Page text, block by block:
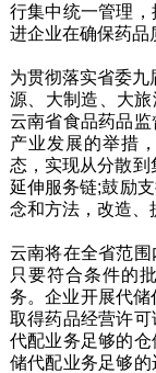
行集中统一管理
进企业在确保药品
为贯彻落实省委九
源、大制造、大旅
云南省食品药品
产业发展的举措
态，实现从分散到
延伸服务链;鼓励
念和方法，改造、
云南将在全省范围
只要符合条件的
务。企业开展代储
取得药品经营许
代配业务足够的
储代配业务足够